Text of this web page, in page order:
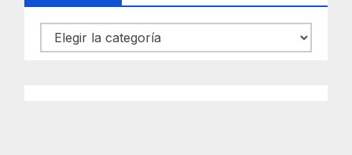
Categorías